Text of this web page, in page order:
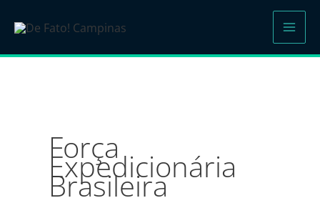
para
Força
Expedicionária
Brasileira